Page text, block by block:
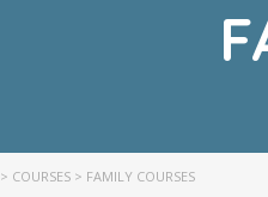
> COURSES > FAMILY COURSES